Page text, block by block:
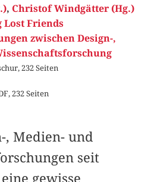
, Christof Windgätter (Hg.)
Lost Friends
zwischen Design-,
232 Seiten
232 Seiten
, Medien- und
seit
gewisse